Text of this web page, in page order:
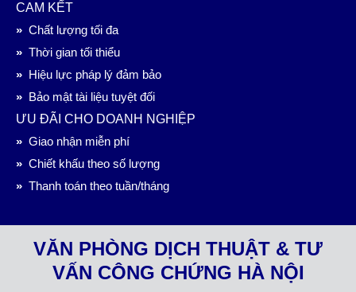
CAM KẾT
» Chất lượng tối đa
» Thời gian tối thiểu
» Hiệu lực pháp lý đảm bảo
» Bảo mật tài liệu tuyệt đối
ƯU ĐÃI CHO DOANH NGHIỆP
» Giao nhận miễn phí
» Chiết khấu theo số lượng
» Thanh toán theo tuần/tháng
VĂN PHÒNG DỊCH THUẬT & TƯ
VẤN CÔNG CHỨNG HÀ NỘI